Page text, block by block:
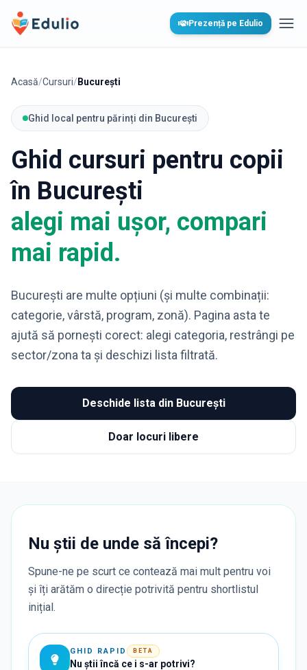
Edulio Prezență pe Edulio
Acasă/Cursuri/ București
Ghid local pentru părinți din București
Ghid cursuri pentru copii
în București
alegi mai ușor, compari
mai rapid.
București are multe opțiuni (și multe combinații:
categorie, vârstă, program, zonă). Pagina asta te
ajută să pornești corect: alegi categoria, restrângi pe
sector/zona ta și deschizi lista filtrată.
Deschide lista din București
Doar locuri libere
Nu știi de unde să începi?
Spune-ne pe scurt ce contează mai mult pentru voi
și îți arătăm o direcție potrivită pentru shortlistul
inițial.
GHID RAPID BETA
Nu știi încă ce i s-ar potrivi?